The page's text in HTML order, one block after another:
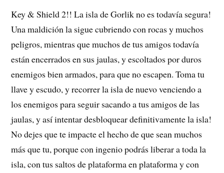
Key & Shield 2!! La isla de Gorlik no es todavía segura!
Una maldición la sigue cubriendo con rocas y muchos
peligros, mientras que muchos de tus amigos todavía
están encerrados en sus jaulas, y escoltados por duros
enemigos bien armados, para que no escapen. Toma tu
llave y escudo, y recorrer la isla de nuevo venciendo a
los enemigos para seguir sacando a tus amigos de las
jaulas, y así intentar desbloquear definitivamente la isla!
No dejes que te impacte el hecho de que sean muchos
más que tu, porque con ingenio podrás liberar a toda la
isla, con tus saltos de plataforma en plataforma y con